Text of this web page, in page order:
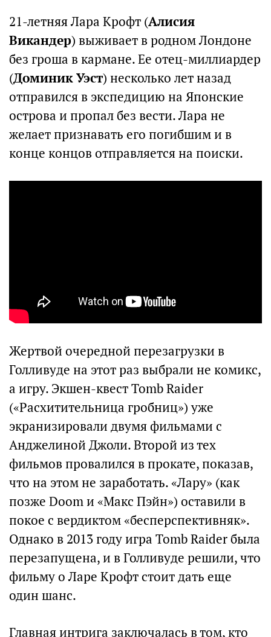
21-летняя Лара Крофт (Алисия
Викандер) выживает в родном Лондоне
без гроша в кармане. Ее отец-миллиардер
(Доминик Уэст) несколько лет назад
отправился в экспедицию на Японские
острова и пропал без вести. Лара не
желает признавать его погибшим и в
конце концов отправляется на поиски.
Жертвой очередной перезагрузки в
Голливуде на этот раз выбрали не комикс,
а игру. Экшен-квест Tomb Raider
(«Расхитительница гробниц») уже
экранизировали двумя фильмами с
Анджелиной Джоли. Второй из тех
фильмов провалился в прокате, показав,
что на этом не заработать. «Лару» (как
позже Doom и «Макс Пэйн») оставили в
покое с вердиктом «бесперспективняк».
Однако в 2013 году игра Tomb Raider была
перезапущена, и в Голливуде решили, что
фильму о Ларе Крофт стоит дать еще
один шанс.
Главная интрига заключалась в том, кто